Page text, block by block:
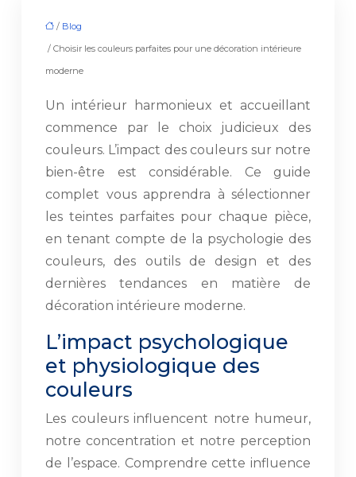
/ Blog
/ Choisir les couleurs parfaites pour une décoration intérieure
moderne
Un intérieur harmonieux et accueillant
commence par le choix judicieux des
couleurs. L’impact des couleurs sur notre
bien-être est considérable. Ce guide
complet vous apprendra à sélectionner
les teintes parfaites pour chaque pièce,
en tenant compte de la psychologie des
couleurs, des outils de design et des
dernières tendances en matière de
décoration intérieure moderne.
L’impact psychologique
et physiologique des
couleurs
Les couleurs influencent notre humeur,
notre concentration et notre perception
de l’espace. Comprendre cette influence